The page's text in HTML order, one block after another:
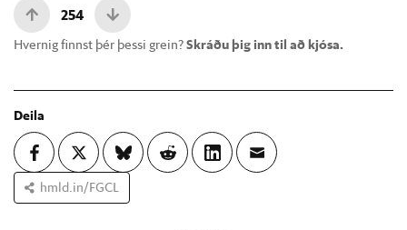
254
Hvernig finnst þér þessi grein?Skráðu þig inn til að kjósa.
Deila
hmld.in/FGCL